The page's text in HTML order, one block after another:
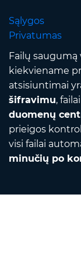
Sąlygos
Privatumas
Failų
kiekviename
atsisiuntimai
šifravimu,
duomenų
prieigos
visi failai
minučių po